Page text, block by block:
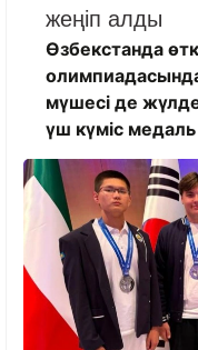
жеңіп алды
Өзбекстанда
мүшесі де
үш күміс медаль